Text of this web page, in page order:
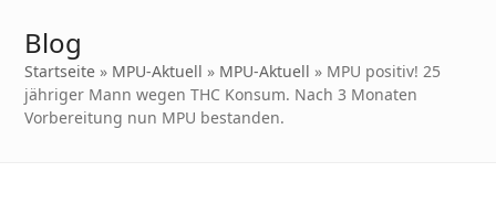
Blog
Startseite » MPU-Aktuell » MPU-Aktuell » MPU positiv! 25
jähriger Mann wegen THC Konsum. Nach 3 Monaten
Vorbereitung nun MPU bestanden.